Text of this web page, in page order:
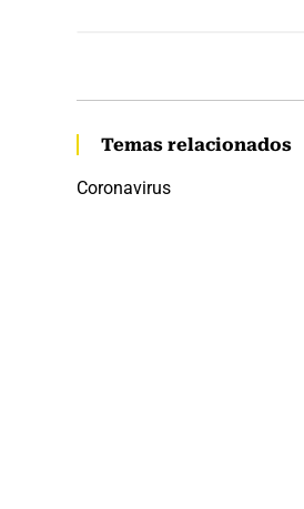
Temas relacionados
Coronavirus